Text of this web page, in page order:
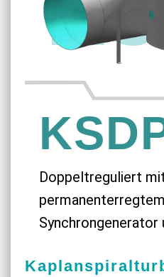
Doppeltreguliert
permanenterregtem
Synchrongenerator